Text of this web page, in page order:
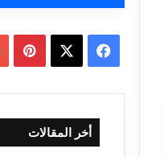
س
ب
ب
ن
ت
أخر المقالات